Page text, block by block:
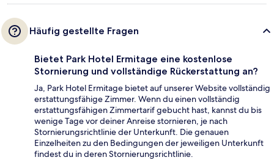
Häufig gestellte Fragen
Bietet Park Hotel Ermitage eine kostenlose
Stornierung und vollständige Rückerstattung an?
Ja, Park Hotel Ermitage bietet auf unserer Website vollständig
erstattungsfähige Zimmer. Wenn du einen vollständig
erstattungsfähigen Zimmertarif gebucht hast, kannst du bis
wenige Tage vor deiner Anreise stornieren, je nach
Stornierungsrichtlinie der Unterkunft. Die genauen
Einzelheiten zu den Bedingungen der jeweiligen Unterkunft
findest du in deren Stornierungsrichtlinie.